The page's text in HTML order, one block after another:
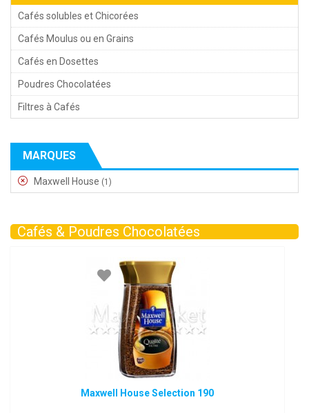
Cafés solubles et Chicorées
Cafés Moulus ou en Grains
Cafés en Dosettes
Poudres Chocolatées
Filtres à Cafés
MARQUES
Maxwell House (1)
Cafés & Poudres Chocolatées
Maxwell House Selection 190